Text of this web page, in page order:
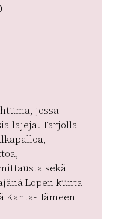
jossa
lajeja. Tarjolla
sekä
Lopen kunta
Kanta-Hämeen